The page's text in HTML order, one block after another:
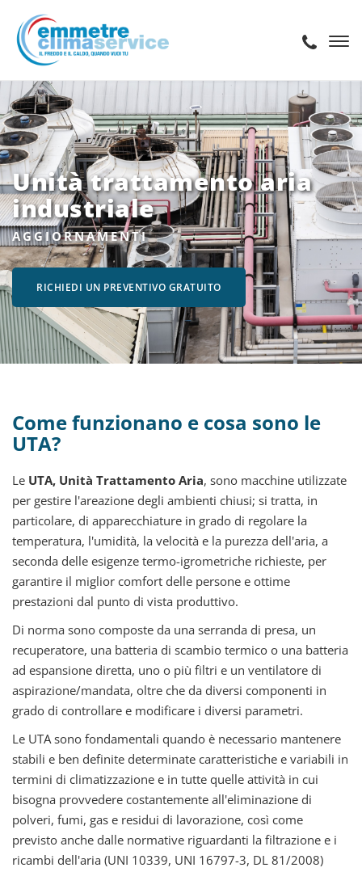
Unità trattamento aria
industriale
AGGIORNAMENTI
RICHIEDI UN PREVENTIVO GRATUITO
Come funzionano e cosa sono le
UTA?
Le UTA, Unità Trattamento Aria, sono macchine utilizzate
per gestire l'areazione degli ambienti chiusi; si tratta, in
particolare, di apparecchiature in grado di regolare la
temperatura, l'umidità, la velocità e la purezza dell'aria, a
seconda delle esigenze termo-igrometriche richieste, per
garantire il miglior comfort delle persone e ottime
prestazioni dal punto di vista produttivo.
Di norma sono composte da una serranda di presa, un
recuperatore, una batteria di scambio termico o una batteria
ad espansione diretta, uno o più filtri e un ventilatore di
aspirazione/mandata, oltre che da diversi componenti in
grado di controllare e modificare i diversi parametri.
Le UTA sono fondamentali quando è necessario mantenere
stabili e ben definite determinate caratteristiche e variabili in
termini di climatizzazione e in tutte quelle attività in cui
bisogna provvedere costantemente all'eliminazione di
polveri, fumi, gas e residui di lavorazione, così come
previsto anche dalle normative riguardanti la filtrazione e i
ricambi dell'aria (UNI 10339, UNI 16797-3, DL 81/2008)